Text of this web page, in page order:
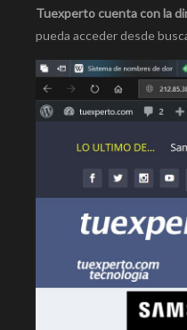
Tuexperto cuenta con la
pueda acceder desde